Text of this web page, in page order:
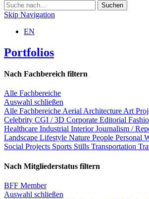
Skip Navigation
EN
Portfolios
Nach Fachbereich filtern
Alle Fachbereiche
Auswahl schließen
Alle Fachbereiche Aerial Architecture Art
Celebrity CGI / 3D Corporate Editorial
Healthcare Industrial InteriorJournalism /
Landscape Lifestyle Nature People Personal
Social Projects Sports Stills Transportation
Nach Mitgliederstatus filtern
BFF Member
Auswahl schließen